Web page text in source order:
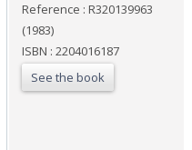
Reference : R320139963
(1983)
ISBN : 2204016187
See the book